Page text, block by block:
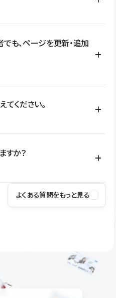
、CMS設計、URL・リダイレク
テムとの連携など、個別の要件が
さい。
間、CMS利用数の上限、権限
ります。詳しくは料金プランペ
も、ページを更新・追加
して更新範囲を設計しておく
で運用できます。 さらにコン
更新作業を進めやすくなりま
てください。
を安全に利用できるよう、通信
管理、脆弱性対策など、複数の観
応しており、悪質なスクリプトの
すか？
プセンターでご確認いただけま
ミュニティもご利用ください。
よくある質問をもっと見る